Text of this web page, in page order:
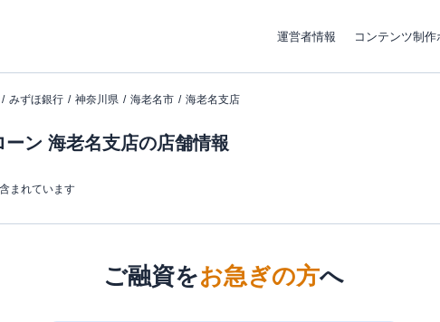
運営者情報 コンテンツ制作
みずほ銀行 神奈川県 海老名市 海老名支店
ン 海老名支店の店舗情報
まれています
ご融資をお急ぎの方へ